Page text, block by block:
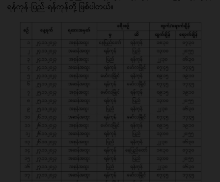
ရန်ကုန်-ပြည်-ရန်ကုန်တို့ ဖြစ်ပါတယ်။